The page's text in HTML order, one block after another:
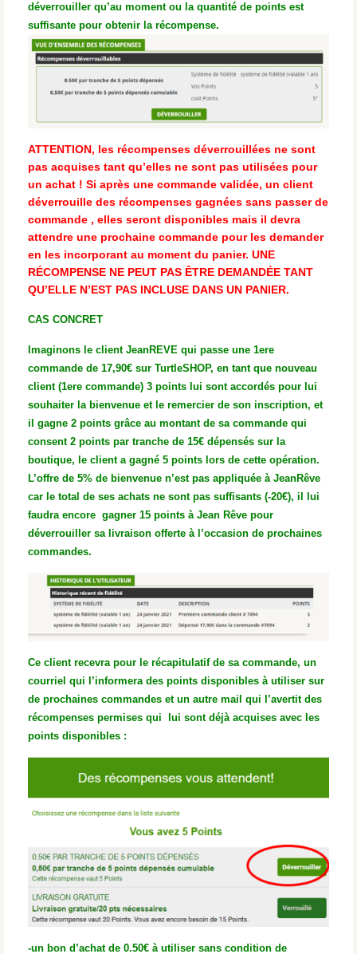
déverrouiller qu’au moment ou la quantité de points est
suffisante pour obtenir la récompense.
ATTENTION, les récompenses déverrouillées ne sont
pas acquises tant qu’elles ne sont pas utilisées pour
un achat ! Si après une commande validée, un client
déverrouille des récompenses gagnées sans passer de
commande , elles seront disponibles mais il devra
attendre une prochaine commande pour les demander
en les incorporant au moment du panier. UNE
RÉCOMPENSE NE PEUT PAS ÊTRE DEMANDÉE TANT
QU’ELLE N’EST PAS INCLUSE DANS UN PANIER.
CAS CONCRET
Imaginons le client JeanREVE qui passe une 1ere
commande de 17,90€ sur TurtleSHOP, en tant que nouveau
client (1ere commande) 3 points lui sont accordés pour lui
souhaiter la bienvenue et le remercier de son inscription, et
il gagne 2 points grâce au montant de sa commande qui
consent 2 points par tranche de 15€ dépensés sur la
boutique, le client a gagné 5 points lors de cette opération.
L’offre de 5% de bienvenue n’est pas appliquée à JeanRêve
car le total de ses achats ne sont pas suffisants (-20€), il lui
faudra encore gagner 15 points à Jean Rêve pour
déverrouiller sa livraison offerte à l’occasion de prochaines
commandes.
Ce client recevra pour le récapitulatif de sa commande, un
courriel qui l’informera des points disponibles à utiliser sur
de prochaines commandes et un autre mail qui l’avertit des
récompenses permises qui lui sont déjà acquises avec les
points disponibles :
-un bon d’achat de 0.50€ à utiliser sans condition de